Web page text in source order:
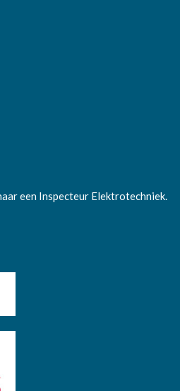
een Inspecteur Elektrotechniek.